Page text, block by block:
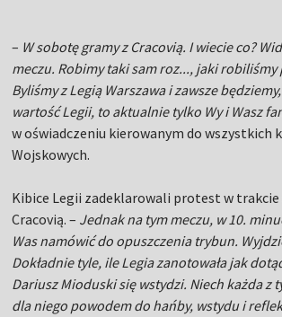
– W sobotę gramy z Cracovią. I wiecie co?
meczu. Robimy taki sam roz..., jaki robiliśmy
Byliśmy z Legią Warszawa i zawsze
wartość Legii, to aktualnie tylko Wy i Wasz
w oświadczeniu kierowanym do wszystkich
Wojskowych.
Kibice Legii zadeklarowali protest w
Cracovią. – Jednak na tym meczu, w 10.
Was namówić do opuszczenia trybun.
Dokładnie tyle, ile Legia zanotowała jak
Dariusz Mioduski się wstydzi. Niech każda z
dla niego powodem do hańby, wstydu i